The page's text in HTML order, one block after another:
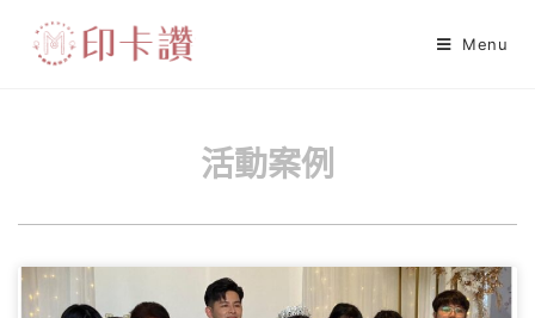
Menu
活動案例